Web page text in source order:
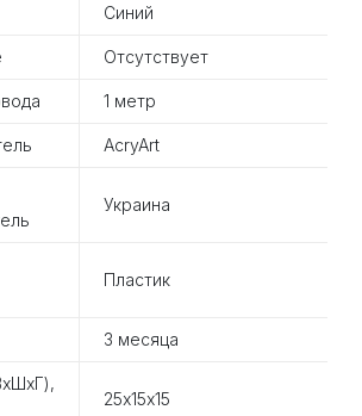
Синий
Отсутствует
1 метр
AcryArt
Украина
Пластик
3 месяца
25х15х15